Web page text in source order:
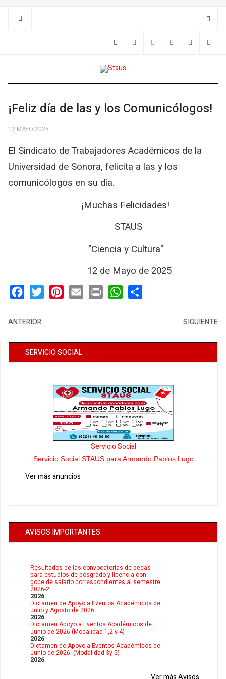
¡Feliz día de las y los Comunicólogos!
12 MAYO 2025
El Sindicato de Trabajadores Académicos de la
Universidad de Sonora, felicita a las y los
comunicólogos en su día.
¡Muchas Felicidades!
STAUS
"Ciencia y Cultura"
12 de Mayo de 2025
ANTERIOR SIGUIENTE
SERVICIO SOCIAL
Servicio Social
Servicio Social STAUS para Armando Pablos Lugo
Ver más anuncios
AVISOS IMPORTANTES
Resultados de las convocatorias de becas
para estudios de posgrado y licencia con
goce de salario correspondientes al semestre
2026-2.
2026
Dictamen de Apoyo a Eventos Académicos de
Julio y Agosto de 2026.
2026
Dictamen Apoyo a Eventos Académicos de
Junio de 2026 (Modalidad 1,2 y 4)
2026
Dictamen de Apoyo a Eventos Académicos de
Junio de 2026. (Modalidad 3y 5)
2026